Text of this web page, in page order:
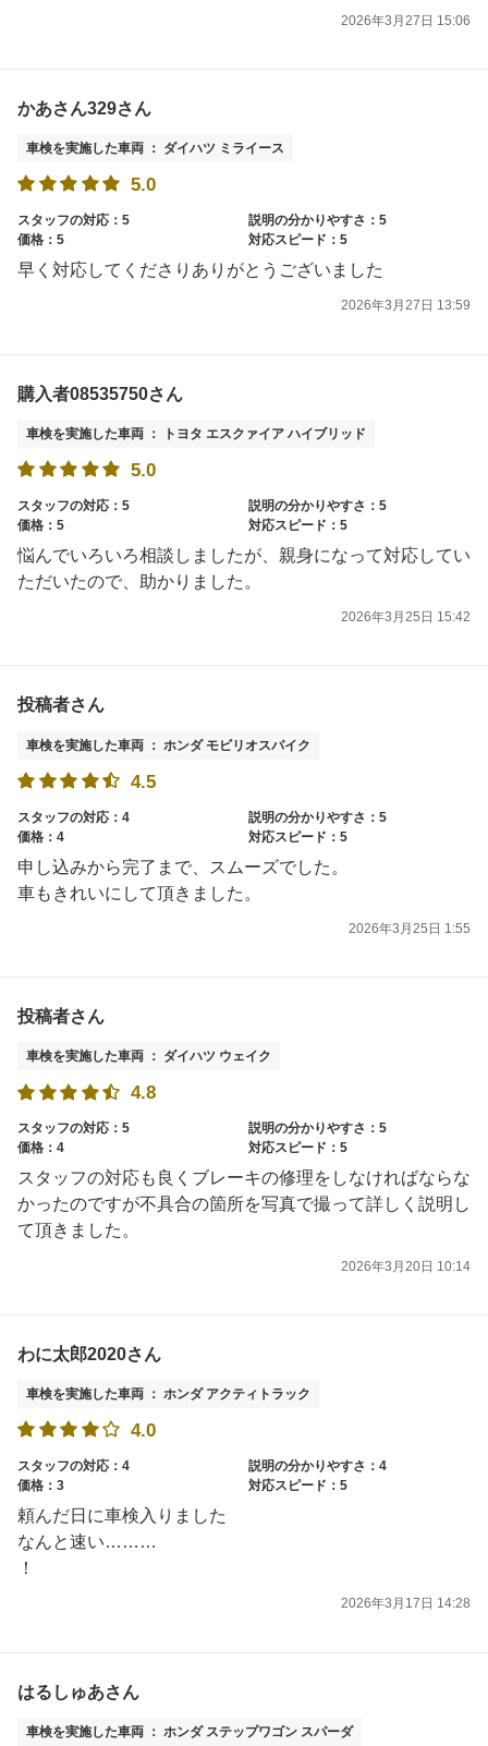
2026年3月27日 15:06
かあさん329さん
車検を実施した車両 ： ダイハツ ミライース
5.0
スタッフの対応：5
説明の分かりやすさ：5
価格：5
対応スピード：5
早く対応してくださりありがとうございました
2026年3月27日 13:59
購入者08535750さん
車検を実施した車両 ： トヨタ エスクァイア ハイブリッド
5.0
スタッフの対応：5
説明の分かりやすさ：5
価格：5
対応スピード：5
悩んでいろいろ相談しましたが、親身になって対応してい
ただいたので、助かりました。
2026年3月25日 15:42
投稿者さん
車検を実施した車両 ： ホンダ モビリオスパイク
4.5
スタッフの対応：4
説明の分かりやすさ：5
価格：4
対応スピード：5
申し込みから完了まで、スムーズでした。
車もきれいにして頂きました。
2026年3月25日 1:55
投稿者さん
車検を実施した車両 ： ダイハツ ウェイク
4.8
スタッフの対応：5
説明の分かりやすさ：5
価格：4
対応スピード：5
スタッフの対応も良くブレーキの修理をしなければならな
かったのですが不具合の箇所を写真で撮って詳しく説明し
て頂きました。
2026年3月20日 10:14
わに太郎2020さん
車検を実施した車両 ： ホンダ アクティトラック
4.0
スタッフの対応：4
説明の分かりやすさ：4
価格：3
対応スピード：5
頼んだ日に車検入りました
なんと速い………
！
2026年3月17日 14:28
はるしゅあさん
車検を実施した車両 ： ホンダ ステップワゴン スパーダ